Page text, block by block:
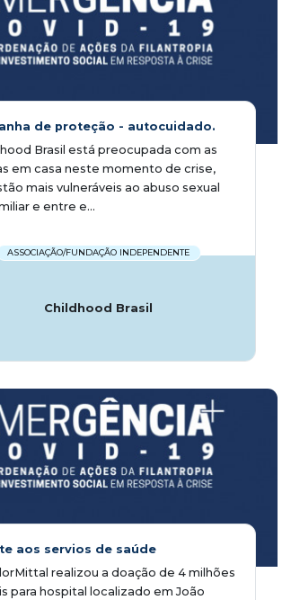
de proteção - autocuidado.
Brasil está preocupada com as
em casa neste momento de crise,
mais vulneráveis ao abuso sexual
e entre e...
ASSOCIAÇÃO/FUNDAÇÃO INDEPENDENTE
Childhood Brasil
aos servios de saúde
realizou a doação de 4 milhões
para hospital localizado em João